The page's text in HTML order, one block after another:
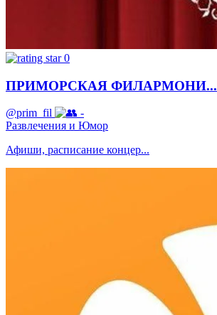
0
ПРИМОРСКАЯ ФИЛАРМОНИ...
@prim_fil
-
Развлечения и Юмор
Афиши, расписание концер...